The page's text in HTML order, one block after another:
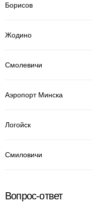
Борисов
Жодино
Смолевичи
Аэропорт Минска
Логойск
Смиловичи
Вопрос-ответ